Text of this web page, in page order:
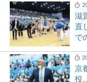
滋
直
で
京
投